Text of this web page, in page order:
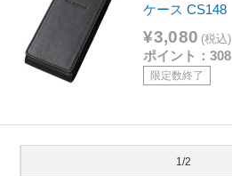
ケース CS148
¥3,080 (税込)
ポイント：308
限定数終了
1/2